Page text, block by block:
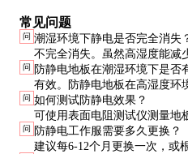
常见问题
问 潮湿环境下静电是否完全消失
不完全消失。虽然高湿度能减
电，需结合其他防静电措施。
问
防静电地板在潮湿环境下是否
有效。防静电地板在高湿度环
需定期维护以确保性能。
问 如何测试防静电效果？
可使用表面电阻测试仪测量地
规定范围内（通常为10^6-10^9
问
防静电工作服需要多久更换？
建议每6-12个月更换一次，或